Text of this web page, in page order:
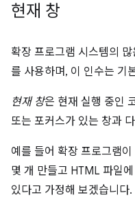
현재 창
확장 프로그램 시스템의
를 사용하며, 이 인수는 기
현재 창은 현재 실행 중인
또는 포커스가 있는 창과
예를 들어 확장 프로그램
몇 개 만들고 HTML 파일에
있다고 가정해 보겠습니다